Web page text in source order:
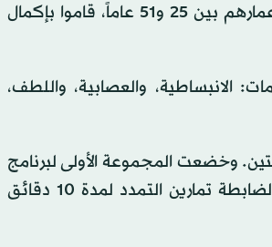
وبحسب شبكة «سي إن إن» الأميركية، فقد أجريت الدراسة على 132 شخصا تتراوح أعمارهم بين 25 و51 عاماً، قاموا بإكمال
والعصابية، واللطف،
وخضعت المجموعة الأولى لبرنامج
تدريبي لمدة ثمانية أسابيع لركوب الدراجات وتمارين القوة، بينما مارست المجموعة الضابطة تمارين التمدد لمدة 10 دقائق